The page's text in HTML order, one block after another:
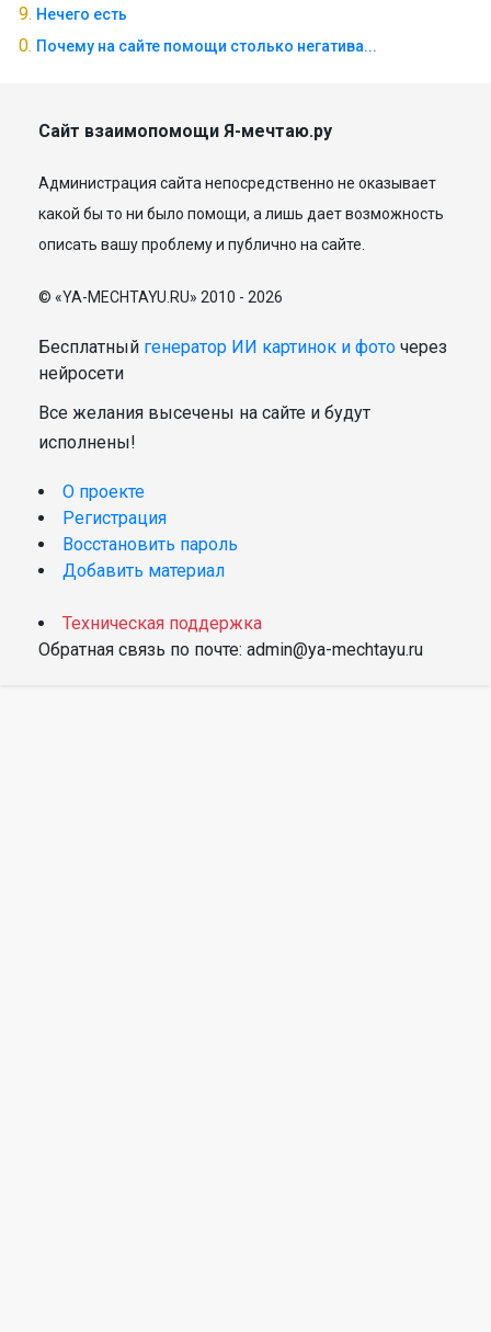
Нечего есть
Почему на сайте помощи столько негатива...
Сайт взаимопомощи Я-мечтаю.ру
Администрация сайта непосредственно не оказывает
какой бы то ни было помощи, а лишь дает возможность
описать вашу проблему и публично на сайте.
© «YA-MECHTAYU.RU» 2010 - 2026
Бесплатный генератор ИИ картинок и фото через
нейросети
Все желания высечены на сайте и будут
исполнены!
О проекте
Регистрация
Восстановить пароль
Добавить материал
Техническая поддержка
Обратная связь по почте: admin@ya-mechtayu.ru